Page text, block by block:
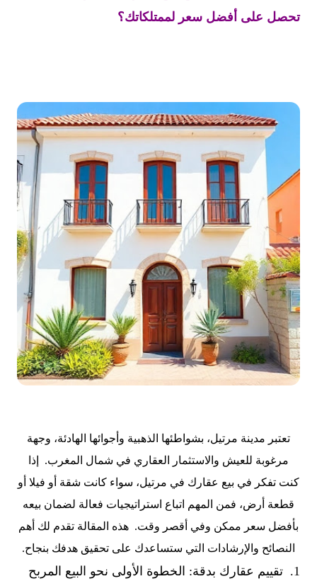
تحصل على أفضل سعر لممتلكاتك؟
تعتبر مدينة مرتيل، بشواطئها الذهبية وأجوائها الهادئة، وجهة
مرغوبة للعيش والاستثمار العقاري في شمال المغرب. إذا
كنت تفكر في بيع عقارك في مرتيل، سواء كانت شقة أو فيلا أو
قطعة أرض، فمن المهم اتباع استراتيجيات فعالة لضمان بيعه
بأفضل سعر ممكن وفي أقصر وقت. هذه المقالة تقدم لك أهم
النصائح والإرشادات التي ستساعدك على تحقيق هدفك بنجاح.
1. تقييم عقارك بدقة: الخطوة الأولى نحو البيع المربح